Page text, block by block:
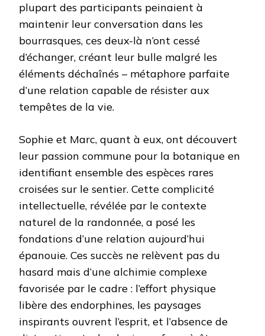
plupart des participants peinaient à
maintenir leur conversation dans les
bourrasques, ces deux-là n’ont cessé
d’échanger, créant leur bulle malgré les
éléments déchaînés – métaphore parfaite
d’une relation capable de résister aux
tempêtes de la vie.
Sophie et Marc, quant à eux, ont découvert
leur passion commune pour la botanique en
identifiant ensemble des espèces rares
croisées sur le sentier. Cette complicité
intellectuelle, révélée par le contexte
naturel de la randonnée, a posé les
fondations d’une relation aujourd’hui
épanouie. Ces succès ne relèvent pas du
hasard mais d’une alchimie complexe
favorisée par le cadre : l’effort physique
libère des endorphines, les paysages
inspirants ouvrent l’esprit, et l’absence de